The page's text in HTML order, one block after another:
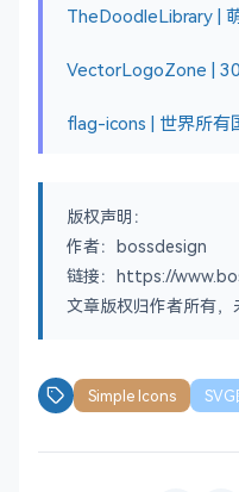
TheDoodleLibrary |
VectorLogoZone |
flag-icons | 世界所有
版权声明：
作者：bossdesign
链接：https://
文章版权归作者所有，
Simple Icons